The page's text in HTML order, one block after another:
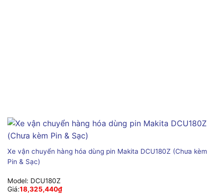
Xe vận chuyển hàng hóa dùng pin Makita DCU180Z (Chưa kèm
Pin & Sạc)
Model: DCU180Z
Giá:18,325,440₫